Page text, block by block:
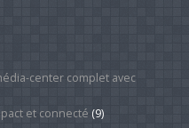
center complet avec
et connecté (9)